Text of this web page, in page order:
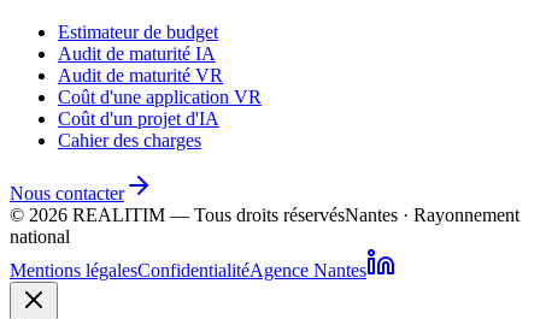
Estimateur de budget
Audit de maturité IA
Audit de maturité VR
Coût d'une application VR
Coût d'un projet d'IA
Cahier des charges
Nous contacter
© 2026 REALITIM — Tous droits réservésNantes · Rayonnement
national
Mentions légalesConfidentialitéAgence Nantes